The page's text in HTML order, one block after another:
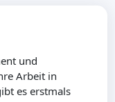
und
Arbeit in
es erstmals